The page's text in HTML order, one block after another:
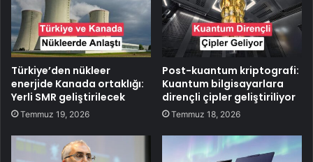
Türkiye’den nükleer
enerjide Kanada ortaklığı:
Yerli SMR geliştirilecek
Temmuz 19, 2026
Post-kuantum kriptografi:
Kuantum bilgisayarlara
dirençli çipler geliştiriliyor
Temmuz 18, 2026